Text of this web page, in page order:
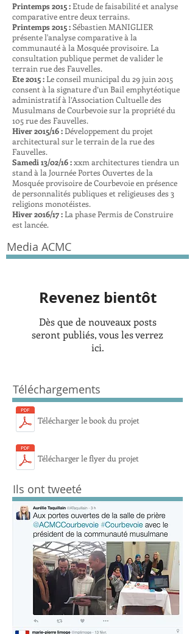
Printemps 2015 : Etude de faisabilité et analyse
comparative entre deux terrains.
Printemps 2015 :Sébastien MANIGLIER
présente l'analyse comparative à la
communauté à la Mosquée provisoire. La
consultation publique permet de valider le
terrain rue des Fauvelles.
Ete 2015 : Le conseil municipal du 29 juin 2015
consent à la signature d’un Bail emphytéotique
administratif à l’Association Cultuelle des
Musulmans de Courbevoie sur la propriété du
105 rue des Fauvelles.
Hiver 2015/16 : Développement du projet
architectural sur le terrain de la rue des
Fauvelles.
Samedi 13/02/16 :xxm architectures tiendra un
stand à la Journée Portes Ouvertes de la
Mosquée provisoire de Courbevoie en présence
de personnalités publiques et religieuses des 3
religions monotéistes.
Hiver 2016/17 : La phase Permis de Construire
est lancée.
Media ACMC
Revenez bientôt
Dès que de nouveaux posts
seront publiés, vous les verrez
ici.
Téléchargements
Télécharger le book du projet
Télécharger le flyer du projet
Ils ont tweeté